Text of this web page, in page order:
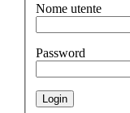
Nome utente
Password